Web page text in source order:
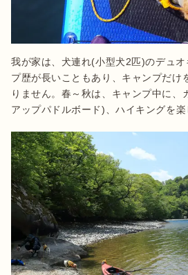
我が家は、犬連れ(小型犬2匹)のデュ
プ歴が長いこともあり、キャンプだけ
りません。春～秋は、キャンプ中に、
アップパドルボード)、ハイキングを楽